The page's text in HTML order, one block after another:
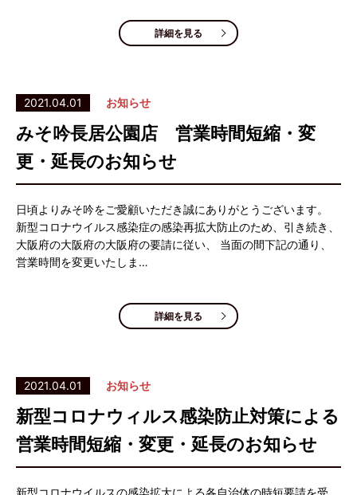
詳細を見る
2021.04.01 お知らせ
みそ吟長居公園店 営業時間短縮・変
更・延長のお知らせ
日頃よりみそ吟をご愛顧いただき誠にありがとうございます。
新型コロナウイルス感染症の感染再拡大防止のため、引き続き、
大阪府の大阪府の大阪府の要請に従い、 当面の間下記の通り、
営業時間を変更いたしま…
詳細を見る
2021.04.01 お知らせ
新型コロナウィルス感染防止対策による
営業時間短縮・変更・延長のお知らせ
新型コロナウイルスの感染拡大による各自治体の時短要請を受